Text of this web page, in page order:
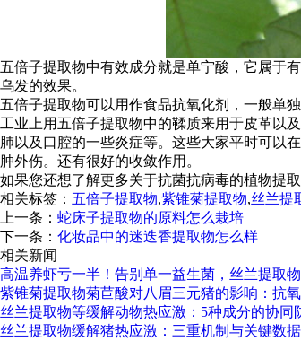
五倍子提取物中有效成分就是单宁酸，它属于
乌发的效果。
五倍子提取物可以用作食品抗氧化剂，一般单
工业上用五倍子提取物中的鞣质来用于皮革以
肺以及口腔的一些炎症等。这些大家平时可以
肿外伤。还有很好的收敛作用。
如果您还想了解更多关于抗菌抗病毒的植物提
相关标签： 五倍子提取物,紫锥菊提取物,丝兰提
上一条： 蛇床子提取物的原料怎么栽培
下一条： 化妆品中的迷迭香提取物怎么样
相关新闻
高温养虾亏一半！告别单一益生菌，丝兰提取
紫锥菊提取物菊苣酸对八眉三元猪的影响：抗
丝兰提取物等缓解动物热应激：5种成分的协同
丝兰提取物缓解猪热应激：三重机制与关键数据